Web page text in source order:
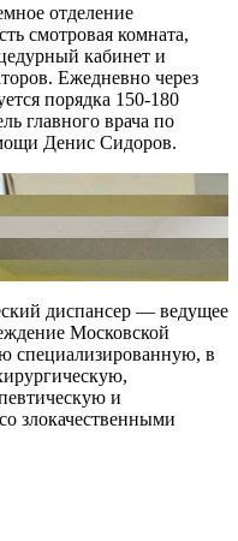
отделение
смотровая комната,
кабинет и
Ежедневно через
порядка 150-180
главного врача по
Денис Сидоров.
диспансер — ведущее
Московской
специализированную, в
и
злокачественными